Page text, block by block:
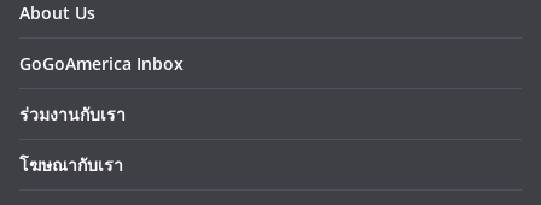
About Us
GoGoAmerica Inbox
ร่วมงานกับเรา
โฆษณากับเรา